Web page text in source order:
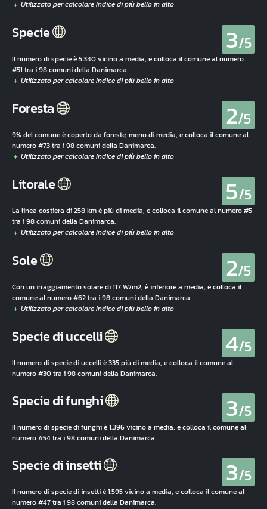
Specie 3/5
Il numero di specie è 5.340 vicino a media, e colloca il comune al numero
#51 tra i 98 comuni della Danimarca.
Foresta 2/5
9% del comune è coperto da foreste, meno di media, e colloca il comune al
numero #73 tra i 98 comuni della Danimarca.
Litorale 5/5
La linea costiera di 258 km è più di media, e colloca il comune al numero #5
tra i 98 comuni della Danimarca.
Sole 2/5
Con un irraggiamento solare di 117 W/m2, è inferiore a media, e colloca il
comune al numero #62 tra i 98 comuni della Danimarca.
Specie di uccelli 4/5
Il numero di specie di uccelli è 335 più di media, e colloca il comune al
numero #30 tra i 98 comuni della Danimarca.
Specie di funghi 3/5
Il numero di specie di funghi è 1.396 vicino a media, e colloca il comune al
numero #54 tra i 98 comuni della Danimarca.
Specie di insetti 3/5
Il numero di specie di insetti è 1.595 vicino a media, e colloca il comune al
numero #47 tra i 98 comuni della Danimarca.